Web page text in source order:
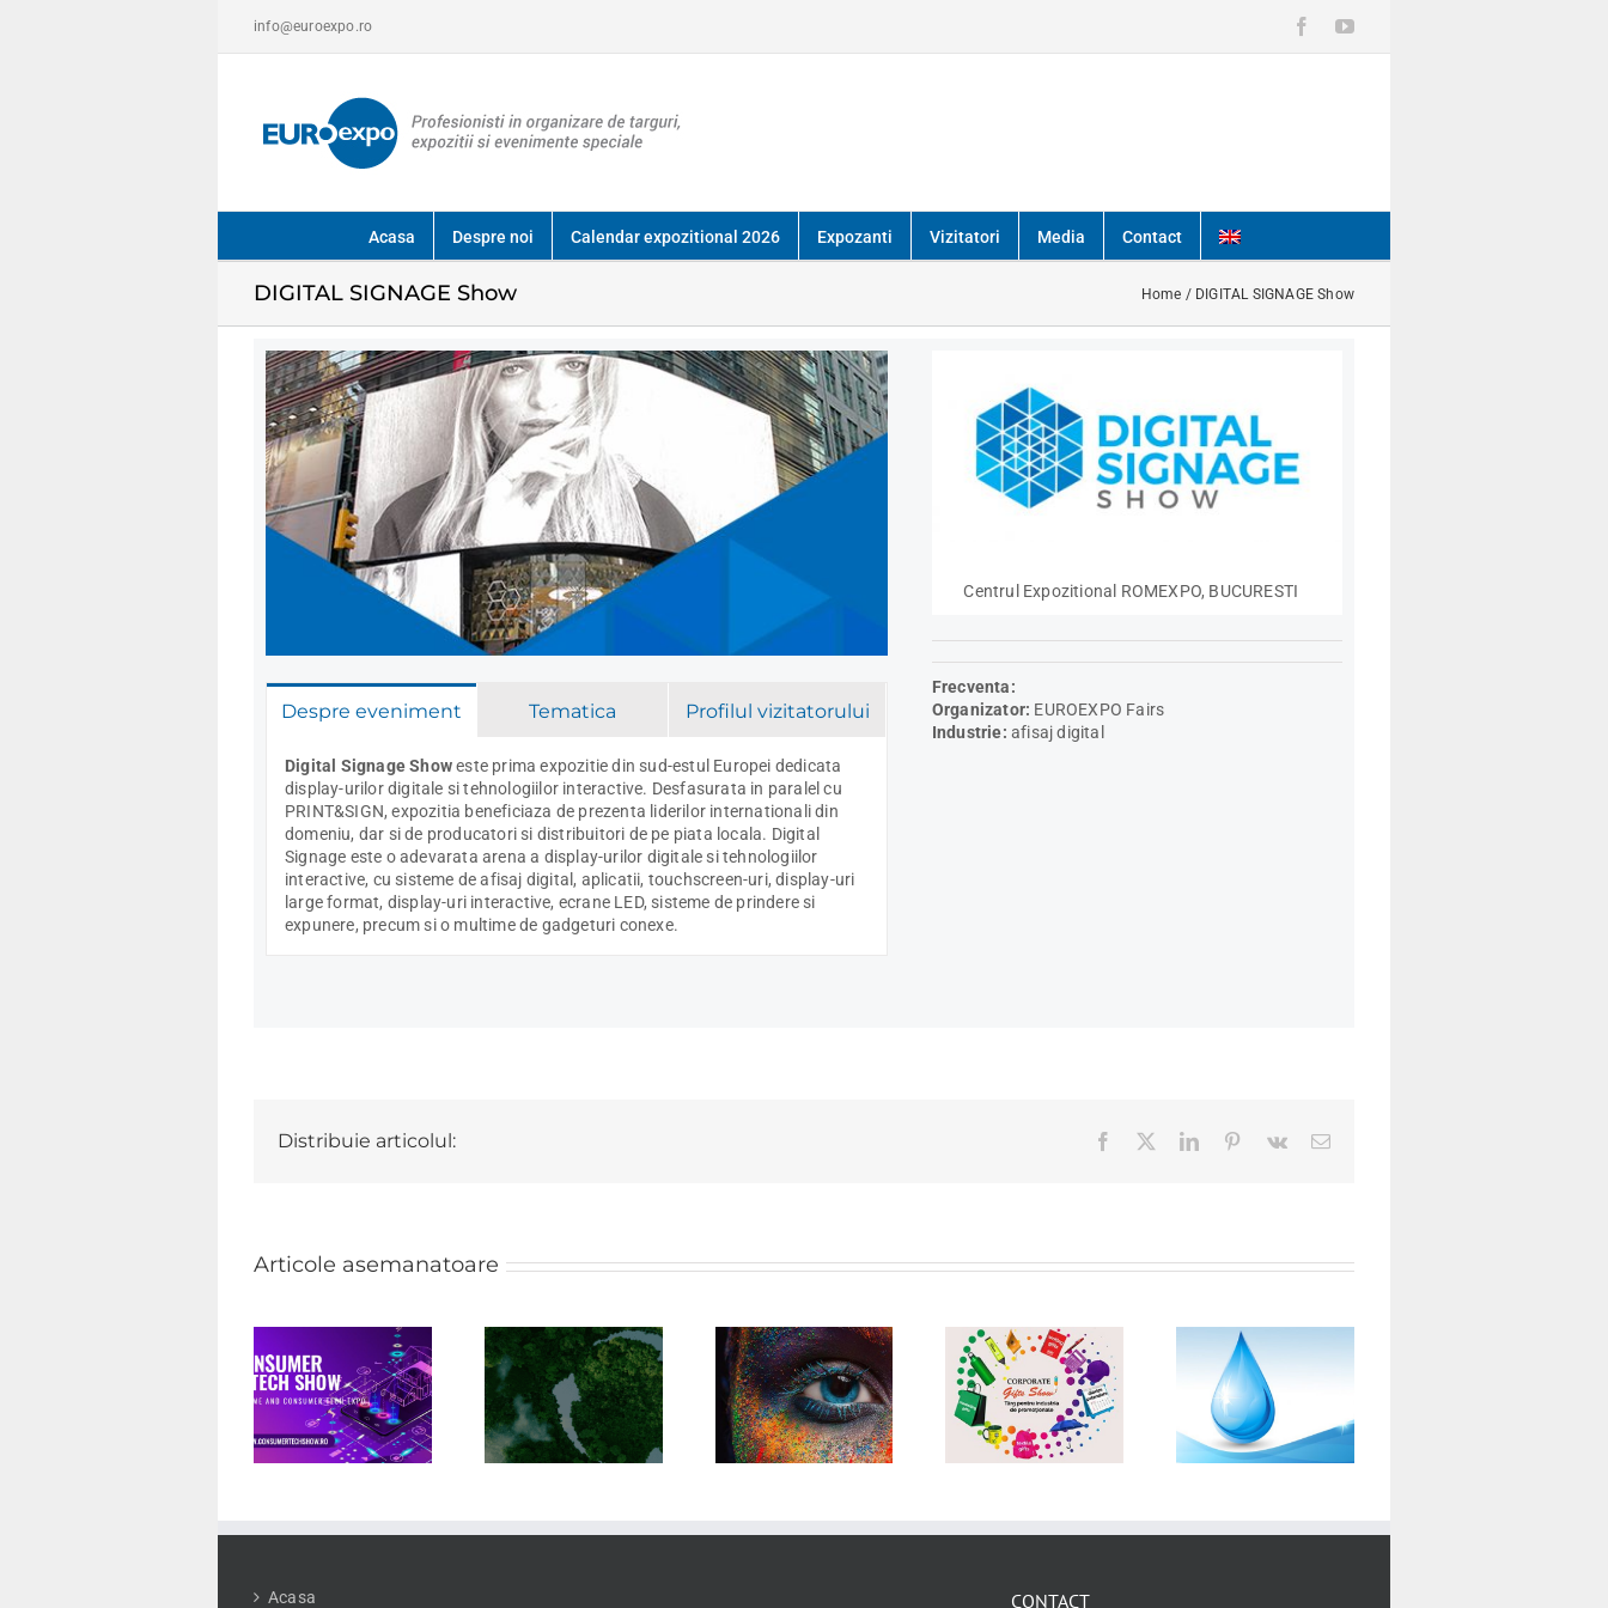
info@euroexpo.ro FacebookYouTube
Acasa Despre noi Calendar expozitional 2026 Expozanti Vizitatori Media Contact
DIGITAL SIGNAGE Show Home / DIGITAL SIGNAGE Show
Despre eveniment Tematica Profilul vizitatorului
Digital Signage Showeste prima expozitie din sud-estul Europei dedicata
display-urilor digitale si tehnologiilor interactive. Desfasurata in paralel cu
PRINT&SIGN, expozitia beneficiaza de prezenta liderilor internationali din
domeniu, dar si de producatori si distribuitori de pe piata locala. Digital
Signage este o adevarata arena a display-urilor digitale si tehnologiilor
interactive, cu sisteme de afisaj digital, aplicatii, touchscreen-uri, display-uri
large format, display-uri interactive, ecrane LED, sisteme de prindere si
expunere, precum si o multime de gadgeturi conexe.
Centrul Expozitional ROMEXPO, BUCURESTI
Frecventa:
Organizator: EUROEXPO Fairs
Industrie: afisaj digital
Distribuie articolul: Facebook LinkedInPinterest
Vk
E-
Articole asemanatoare
GREEN
ENERGY
EXPO &
ROMENVIROTEC
ALL2PRINT
CORPORATE
GIFTS SHOW
CLEANING
SHOW
Consumer
Tech Show
Acasa CONTACT